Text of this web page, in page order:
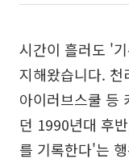
시간이 흘러도 '
지해왔습니다.
아이러브스쿨 등
던 1990년대 후
를 기록한다'는